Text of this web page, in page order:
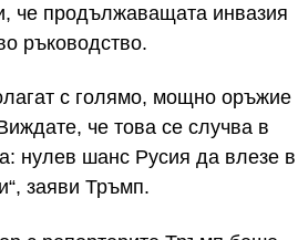
че продължаващата инвазия
ръководство.
с голямо, мощно оръжие
че това се случва в
нулев шанс Русия да влезе в
заяви Тръмп.